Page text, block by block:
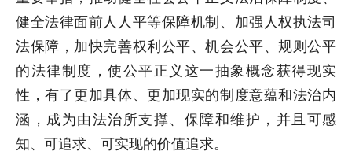
健全法律面前人人平等保障机制、加强人权执法司
法保障，加快完善权利公平、机会公平、规则公平
的法律制度，使公平正义这一抽象概念获得现实
性，有了更加具体、更加现实的制度意蕴和法治内
涵，成为由法治所支撑、保障和维护，并且可感
知、可追求、可实现的价值追求。